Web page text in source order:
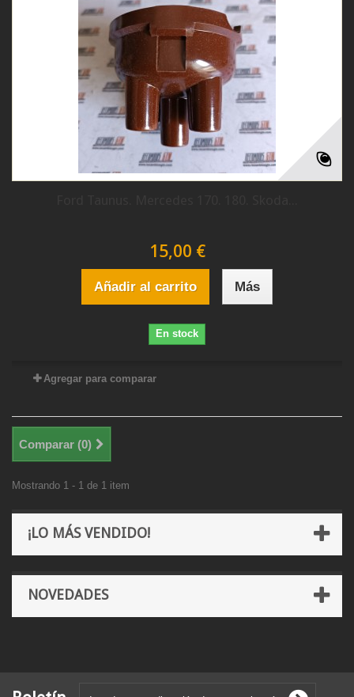
15,00 €
Añadir al carrito Más
En stock
Agregar para comparar
Comparar (0)
Mostrando 1 - 1 de 1 item
¡LO MÁS VENDIDO!
NOVEDADES